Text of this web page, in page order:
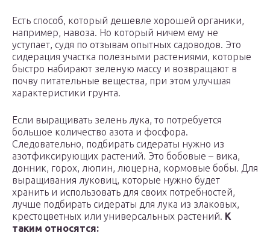
Есть способ, который дешевле хорошей органики,
например, навоза. Но который ничем ему не
уступает, судя по отзывам опытных садоводов. Это
сидерация участка полезными растениями, которые
быстро набирают зеленую массу и возвращают в
почву питательные вещества, при этом улучшая
характеристики грунта.
Если выращивать зелень лука, то потребуется
большое количество азота и фосфора.
Следовательно, подбирать сидераты нужно из
азотфиксирующих растений. Это бобовые – вика,
донник, горох, люпин, люцерна, кормовые бобы. Для
выращивания луковиц, которые нужно будет
хранить и использовать для своих потребностей,
лучше подбирать сидераты для лука из злаковых,
крестоцветных или универсальных растений. К
таким относятся: